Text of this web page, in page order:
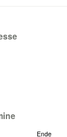
Ende